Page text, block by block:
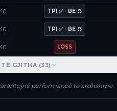
TP1 ✅ - BE ⚖️
TP1 ✅ - BE ⚖️
LOSS
TË GJITHA (33)
performancë të ardhshme.